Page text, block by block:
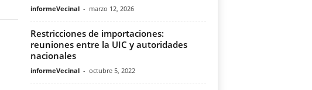
informeVecinal - marzo 12, 2026
Restricciones de importaciones:
reuniones entre la UIC y autoridades
nacionales
informeVecinal - octubre 5, 2022